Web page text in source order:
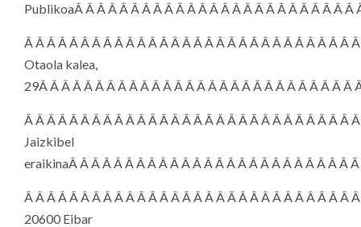
PublikoaÂÂ Â Â Â Â Â Â Â Â Â Â Â Â Â Â Â Â Â Â Â Â Â Â Â
Â Â Â Â Â Â Â Â Â Â Â Â Â Â Â Â Â Â Â Â Â Â Â Â Â Â Â Â Â
Otaola kalea,
29ÂÂ Â Â Â Â Â Â Â Â Â Â Â Â Â Â Â Â Â Â Â Â Â Â Â Â Â Â
Â Â Â Â Â Â Â Â Â Â Â Â Â Â Â Â Â Â Â Â Â Â Â Â Â Â Â Â Â
Jaizkibel
eraikinaÂÂ Â Â Â Â Â Â Â Â Â Â Â Â Â Â Â Â Â Â Â Â Â Â Â Â
Â Â Â Â Â Â Â Â Â Â Â Â Â Â Â Â Â Â Â Â Â Â Â Â Â Â Â Â Â
20600 Eibar